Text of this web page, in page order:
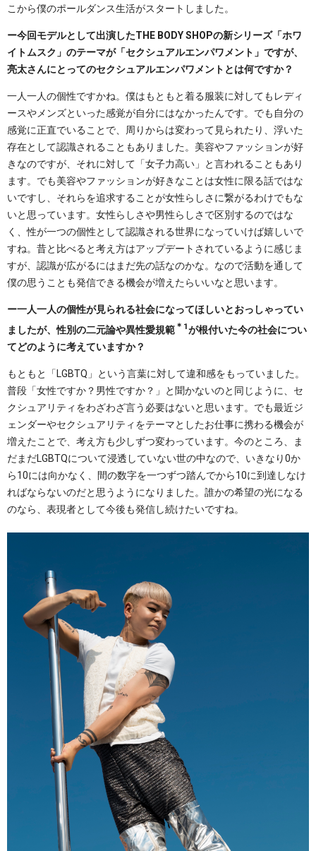
こから僕のポールダンス生活がスタートしました。
ー今回モデルとして出演したTHE BODY SHOPの新シリーズ「ホワ
イトムスク」のテーマが「セクシュアルエンパワメント」ですが、
亮太さんにとってのセクシュアルエンパワメントとは何ですか？
一人一人の個性ですかね。僕はもともと着る服装に対してもレディ
ースやメンズといった感覚が自分にはなかったんです。でも自分の
感覚に正直でいることで、周りからは変わって見られたり、浮いた
存在として認識されることもありました。美容やファッションが好
きなのですが、それに対して「女子力高い」と言われることもあり
ます。でも美容やファッションが好きなことは女性に限る話ではな
いですし、それらを追求することが女性らしさに繋がるわけでもな
いと思っています。女性らしさや男性らしさで区別するのではな
く、性が一つの個性として認識される世界になっていけば嬉しいで
すね。昔と比べると考え方はアップデートされているように感じま
すが、認識が広がるにはまだ先の話なのかな。なので活動を通して
僕の思うことも発信できる機会が増えたらいいなと思います。
ー一人一人の個性が見られる社会になってほしいとおっしゃってい
ましたが、性別の二元論や異性愛規範 ＊1が根付いた今の社会につい
てどのように考えていますか？
もともと「LGBTQ」という言葉に対して違和感をもっていました。
普段「女性ですか？男性ですか？」と聞かないのと同じように、セ
クシュアリティをわざわざ言う必要はないと思います。でも最近ジ
ェンダーやセクシュアリティをテーマとしたお仕事に携わる機会が
増えたことで、考え方も少しずつ変わっています。今のところ、ま
だまだLGBTQについて浸透していない世の中なので、いきなり0か
ら10には向かなく、間の数字を一つずつ踏んでから10に到達しなけ
ればならないのだと思うようになりました。誰かの希望の光になる
のなら、表現者として今後も発信し続けたいですね。